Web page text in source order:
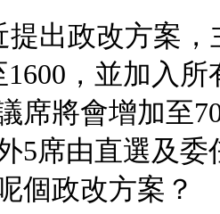
提出政改方案
1600，並加入
席將會增加至
5席由直選及
個政改方案？